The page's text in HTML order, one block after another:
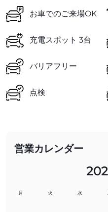
お車でのご来場OK
充電スポット 3台
バリアフリー
点検
営業カレンダー
月 火 水